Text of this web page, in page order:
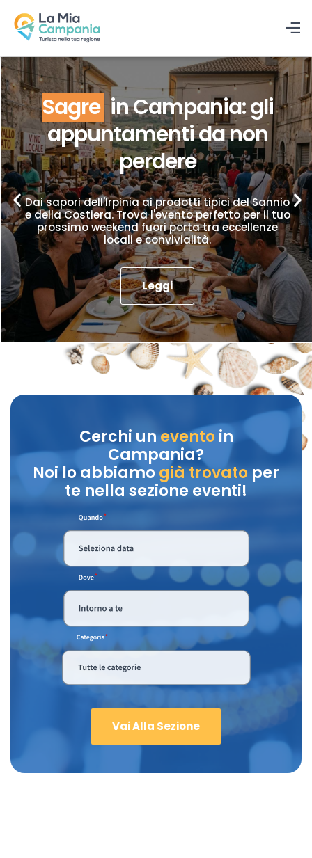
Sagre in Campania: gli
appuntamenti da non
perdere
Dai sapori dell'Irpinia ai prodotti tipici del Sannio
e della Costiera. Trova l'evento perfetto per il tuo
prossimo weekend fuori porta tra eccellenze
locali e convivialità.
Leggi
Cerchi unevento in
Campania?
Noi lo abbiamo già trovatoper
te nella sezione eventi!
Vai Alla Sezione